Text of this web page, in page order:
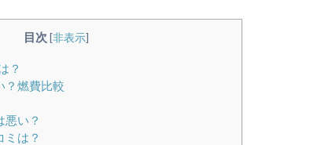
目次 [非表示]
？
？燃費比較
悪い？
ミは？